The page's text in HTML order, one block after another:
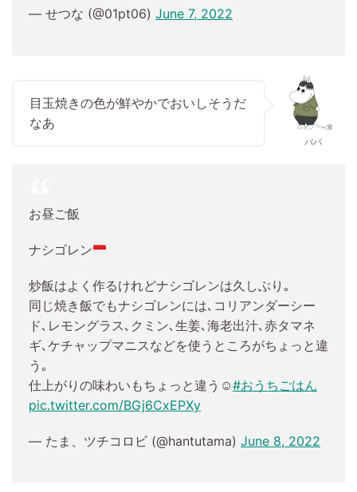
— せつな (@01pt06) June 7, 2022
目玉焼きの色が鮮やかでおいしそうだ
なあ
パパ
お昼ご飯
ナシゴレン
炒飯はよく作るけれどナシゴレンは久しぶり｡
同じ焼き飯でもナシゴレンには､コリアンダーシー
ド､レモングラス､クミン､生姜､海老出汁､赤タマネ
ギ､ケチャップマニスなどを使うところがちょっと違
う｡
仕上がりの味わいもちょっと違う☺︎#おうちごはん
pic.twitter.com/BGj6CxEPXy
— たま、ツチコロビ (@hantutama) June 8, 2022